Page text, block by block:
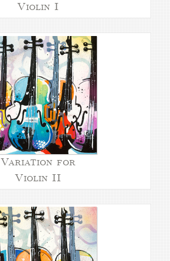
Violin I
Variation for
Violin II